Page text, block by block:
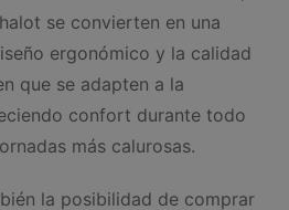
se convierten en una
ergonómico y la calidad
que se adapten a la
confort durante todo
más calurosas.
la posibilidad de comprar